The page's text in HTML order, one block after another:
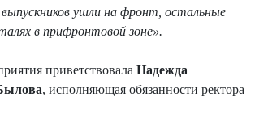
выпускников ушли на фронт, остальные
в прифронтовой зоне».
приветствовала Надежда
, исполняющая обязанности ректора